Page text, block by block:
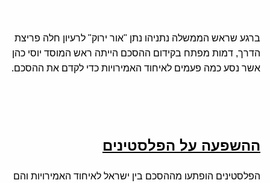
ברגע שראש הממשלה נתניהו נתן "אור ירוק" לרעיון חלה פריצת
הדרך, דמות מפתח בקידום ההסכם הייתה ראש המוסד יוסי כהן
אשר נסע כמה פעמים לאיחוד האמירויות כדי לקדם את ההסכם.
ההשפעה על הפלסטינים
הפלסטינים הופתעו מההסכם בין ישראל לאיחוד האמירויות והם